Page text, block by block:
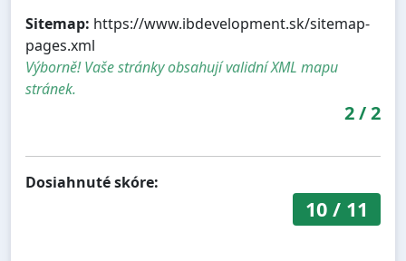
Sitemap: https://www.ibdevelopment.sk/sitemap-
pages.xml
Výborně! Vaše stránky obsahují validní XML mapu
stránek.
2/2
Dosiahnuté skóre:
10/ 11